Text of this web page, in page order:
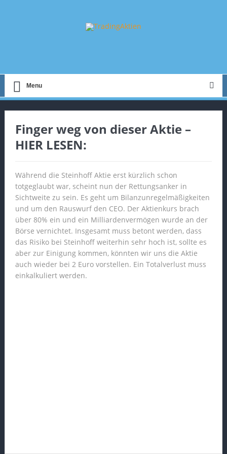
Menu
Finger weg von dieser Aktie –
HIER LESEN:
Während die Steinhoff Aktie erst kürzlich schon
totgeglaubt war, scheint nun der Rettungsanker in
Sichtweite zu sein. Es geht um Bilanzunregelmäßigkeiten
und um den Rauswurf den CEO. Der Aktienkurs brach
über 80% ein und ein Milliardenvermögen wurde an der
Börse vernichtet. Insgesamt muss betont werden, dass
das Risiko bei Steinhoff weiterhin sehr hoch ist, sollte es
aber zur Einigung kommen, könnten wir uns die Aktie
auch wieder bei 2 Euro vorstellen. Ein Totalverlust muss
einkalkuliert werden.